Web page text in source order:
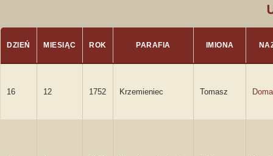
DZIEŃ MIESIĄC ROK PARAFIA IMIONA
16 12 1752 Krzemieniec Tomasz